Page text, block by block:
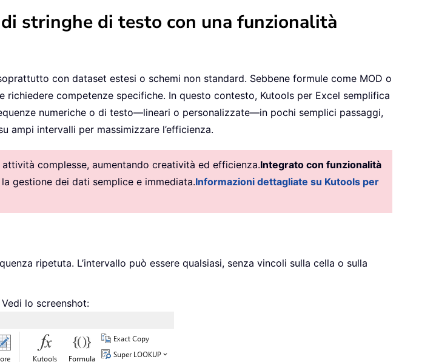
stringhe di testo con una funzionalità
con dataset estesi o schemi non standard. Sebbene formule come MOD o
competenze specifiche. In questo contesto, Kutools per Excel semplifica
numeriche o di testo—lineari o personalizzate—in pochi semplici passaggi,
ampi intervalli per massimizzare l’efficienza.
complesse, aumentando creatività ed efficienza.Integrato con funzionalità
gestione dei dati semplice e immediata.Informazioni dettagliate su Kutools per
ripetuta. L’intervallo può essere qualsiasi, senza vincoli sulla cella o sulla
lo screenshot: